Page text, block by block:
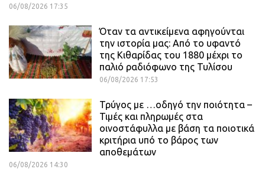
06/08/2026 17:35
Όταν τα αντικείμενα αφηγούνται
την ιστορία μας: Από το υφαντό
της Κιθαρίδας του 1880 μέχρι το
παλιό ραδιόφωνο της Τυλίσου
06/08/2026 17:53
Τρύγος με …οδηγό την ποιότητα –
Τιμές και πληρωμές στα
οινοστάφυλλα με βάση τα ποιοτικά
κριτήρια υπό το βάρος των
αποθεμάτων
06/08/2026 14:30